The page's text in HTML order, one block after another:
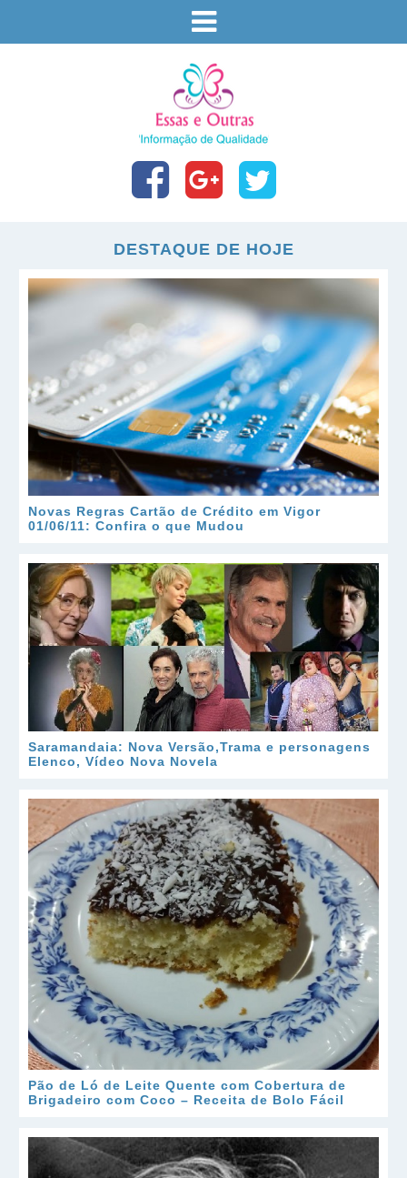
DESTAQUE DE HOJE
Novas Regras Cartão de Crédito em Vigor
01/06/11: Confira o que Mudou
Saramandaia: Nova Versão,Trama e personagens
Elenco, Vídeo Nova Novela
Pão de Ló de Leite Quente com Cobertura de
Brigadeiro com Coco – Receita de Bolo Fácil